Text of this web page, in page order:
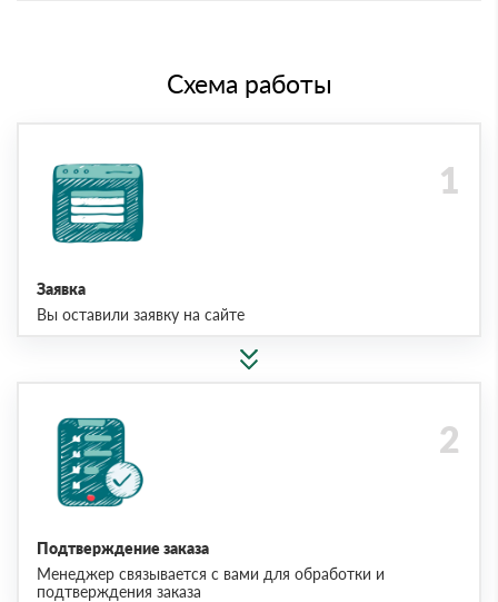
Схема работы
Заявка
Вы оставили заявку на сайте
Подтверждение заказа
Менеджер связывается с вами для обработки и
подтверждения заказа